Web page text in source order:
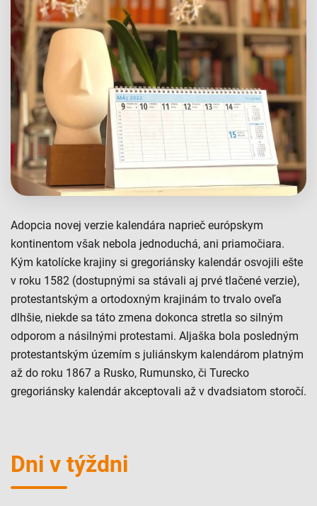
Adopcia novej verzie kalendára naprieč európskym
kontinentom však nebola jednoduchá, ani priamočiara.
Kým katolícke krajiny si gregoriánsky kalendár osvojili ešte
v roku 1582 (dostupnými sa stávali aj prvé tlačené verzie),
protestantským a ortodoxným krajinám to trvalo oveľa
dlhšie, niekde sa táto zmena dokonca stretla so silným
odporom a násilnými protestami. Aljaška bola posledným
protestantským územím s juliánskym kalendárom platným
až do roku 1867 a Rusko, Rumunsko, či Turecko
gregoriánsky kalendár akceptovali až v dvadsiatom storočí.
Dni v týždni